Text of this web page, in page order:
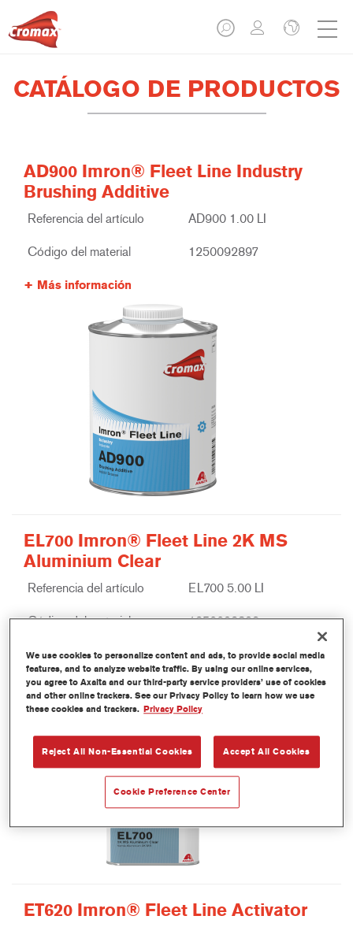
CATÁLOGO DE PRODUCTOS
AD900 Imron® Fleet Line Industry
Brushing Additive
Referencia del artículo AD900 1.00 LI
Código del material 1250092897
Más información
EL700 Imron® Fleet Line 2K MS
Aluminium Clear
Referencia del artículo EL700 5.00 LI
Código del material 1250092893
Más información
ET620 Imron® Fleet Line Activator
We use cookies to personalize content and ads, to provide social media
features, and to analyze website traffic. By using our online services,
you agree to Axalta and our third-party service providers’ use of cookies
and other online trackers. See our Privacy Policy to learn how we use
these cookies and trackers. Privacy Policy
Reject All Non-Essential Cookies Accept All Cookies
Cookie Preference Center